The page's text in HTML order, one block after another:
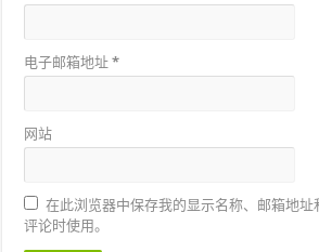
电子邮箱地址*
网站
在此浏览器中保存我的显示名称、邮箱地址
评论时使用。